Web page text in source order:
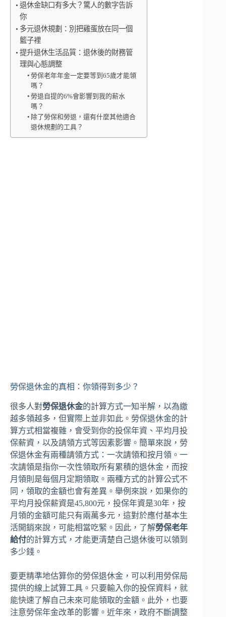
退休金缺口有多大？驚人的數字告訴
你
多元退休規劃：別把雞蛋放在同一個
籃子裡
提升退休生活品質：退休後的財務管
理與心態調整
勞保老年年金一定要等到65歲才能領
嗎？
勞退自提的6%會影響到我的薪水
嗎？
除了勞保和勞退，還有什麼其他適合
退休規劃的工具？
勞保退休金的真相：你領得到多少？
很多人對勞保退休金的計算方式一知半解，以為繳
越多領越多，但實際上並非如此。勞保退休金的計
算方式相當複雜，會受到你的投保年資、平均月投
保薪資，以及請領方式等因素影響。簡單來說，勞
保退休金有兩種請領方式：一次請領和按月領。一
次請領是指你一次性領取所有累積的退休金，而按
月領則是每個月定期領取。兩種方式的計算公式不
同，領取的金額也會有差異。舉例來說，如果你的
平均月投保薪資是45,800元，投保年資是30年，按
月領的金額可能只有兩萬多元，這對於應付基本生
活開銷來說，可能相當吃緊。因此，了解勞保老年
給付的計算方式，才能更清楚自己退休後可以領到
多少錢。
要更精準地估算你的勞保退休金，可以利用勞保局
提供的線上試算工具。只要輸入你的投保資料，就
能快速了解自己未來可能領取的金額。此外，也要
注意勞保年金改革的影響。近年來，政府不斷調整